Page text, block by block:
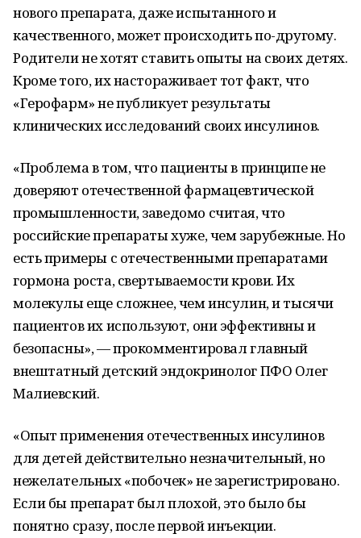
нового препарата, даже испытанного и
качественного, может происходить по-другому.
Родители не хотят ставить опыты на своих детях.
Кроме того, их настораживает тот факт, что
«Герофарм» не публикует результаты
клинических исследований своих инсулинов.
«Проблема в том, что пациенты в принципе не
доверяют отечественной фармацевтической
промышленности, заведомо считая, что
российские препараты хуже, чем зарубежные. Но
есть примеры с отечественными препаратами
гормона роста, свертываемости крови. Их
молекулы еще сложнее, чем инсулин, и тысячи
пациентов их используют, они эффективны и
безопасны», — прокомментировал главный
внештатный детский эндокринолог ПФО Олег
Малиевский.
«Опыт применения отечественных инсулинов
для детей действительно незначительный, но
нежелательных «побочек» не зарегистрировано.
Если бы препарат был плохой, это было бы
понятно сразу, после первой инъекции.